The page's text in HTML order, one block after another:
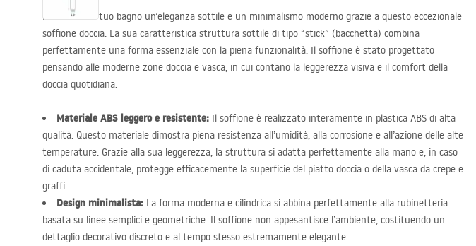
Introduci nel tuo bagno un’eleganza sottile e un minimalismo moderno grazie a questo eccezionale
soffione doccia. La sua caratteristica struttura sottile di tipo “stick” (bacchetta) combina
perfettamente una forma essenziale con la piena funzionalità. Il soffione è stato progettato
pensando alle moderne zone doccia e vasca, in cui contano la leggerezza visiva e il comfort della
doccia quotidiana.
Materiale ABS leggero e resistente: Il soffione è realizzato interamente in plastica ABS di alta
qualità. Questo materiale dimostra piena resistenza all’umidità, alla corrosione e all’azione delle alte
temperature. Grazie alla sua leggerezza, la struttura si adatta perfettamente alla mano e, in caso
di caduta accidentale, protegge efficacemente la superficie del piatto doccia o della vasca da crepe e
graffi.
Design minimalista: La forma moderna e cilindrica si abbina perfettamente alla rubinetteria
basata su linee semplici e geometriche. Il soffione non appesantisce l’ambiente, costituendo un
dettaglio decorativo discreto e al tempo stesso estremamente elegante.